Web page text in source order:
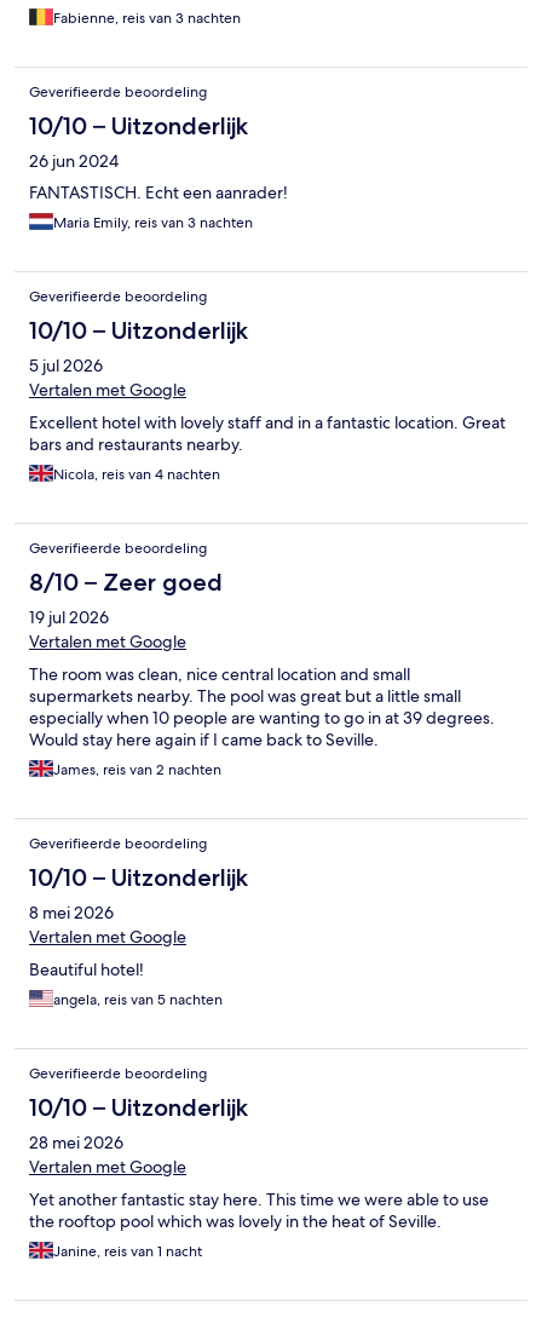
Fabienne, reis van 3 nachten
Geverifieerde beoordeling
10/10 – Uitzonderlijk
26 jun 2024
FANTASTISCH. Echt een aanrader!
Maria Emily, reis van 3 nachten
Geverifieerde beoordeling
10/10 – Uitzonderlijk
5 jul 2026
Vertalen met Google
Excellent hotel with lovely staff and in a fantastic location. Great
bars and restaurants nearby.
Nicola, reis van 4 nachten
Geverifieerde beoordeling
8/10 – Zeer goed
19 jul 2026
Vertalen met Google
The room was clean, nice central location and small
supermarkets nearby. The pool was great but a little small
especially when 10 people are wanting to go in at 39 degrees.
Would stay here again if I came back to Seville.
James, reis van 2 nachten
Geverifieerde beoordeling
10/10 – Uitzonderlijk
8 mei 2026
Vertalen met Google
Beautiful hotel!
angela, reis van 5 nachten
Geverifieerde beoordeling
10/10 – Uitzonderlijk
28 mei 2026
Vertalen met Google
Yet another fantastic stay here. This time we were able to use
the rooftop pool which was lovely in the heat of Seville.
Janine, reis van 1 nacht